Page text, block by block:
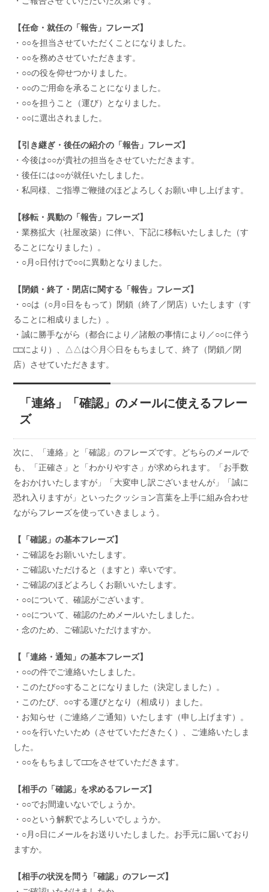
【任命・就任の「報告」フレーズ】
・○○を担当させていただくことになりました。
・○○を務めさせていただきます。
・○○の役を仰せつかりました。
・○○のご用命を承ることになりました。
・○○を担うこと（運び）となりました。
・○○に選出されました。
【引き継ぎ・後任の紹介の「報告」フレーズ】
・今後は○○が貴社の担当をさせていただきます。
・後任には○○が就任いたしました。
・私同様、ご指導ご鞭撻のほどよろしくお願い申し上げます。
【移転・異動の「報告」フレーズ】
・業務拡大（社屋改築）に伴い、下記に移転いたしました（す
ることになりました）。
・○月○日付けで○○に異動となりました。
【閉鎖・終了・閉店に関する「報告」フレーズ】
・○○は（○月○日をもって）閉鎖（終了／閉店）いたします（す
ることに相成りました）。
・誠に勝手ながら（都合により／諸般の事情により／○○に伴う
□□により）、△△は◇月◇日をもちまして、終了（閉鎖／閉
店）させていただきます。
「連絡」「確認」のメールに使えるフレー
ズ
次に、「連絡」と「確認」のフレーズです。どちらのメールで
も、「正確さ」と「わかりやすさ」が求められます。「お手数
をおかけいたしますが」「大変申し訳ございませんが」「誠に
恐れ入りますが」といったクッション言葉を上手に組み合わせ
ながらフレーズを使っていきましょう。
【「確認」の基本フレーズ】
・ご確認をお願いいたします。
・ご確認いただけると（ますと）幸いです。
・ご確認のほどよろしくお願いいたします。
・○○について、確認がございます。
・○○について、確認のためメールいたしました。
・念のため、ご確認いただけますか。
【「連絡・通知」の基本フレーズ】
・○○の件でご連絡いたしました。
・このたび○○することになりました（決定しました）。
・このたび、○○する運びとなり（相成り）ました。
・お知らせ（ご連絡／ご通知）いたします（申し上げます）。
・○○を行いたいため（させていただきたく）、ご連絡いたしま
した。
・○○をもちまして□□をさせていただきます。
【相手の「確認」を求めるフレーズ】
・○○でお間違いないでしょうか。
・○○という解釈でよろしいでしょうか。
・○月○日にメールをお送りいたしました。お手元に届いており
ますか。
【相手の状況を問う「確認」のフレーズ】